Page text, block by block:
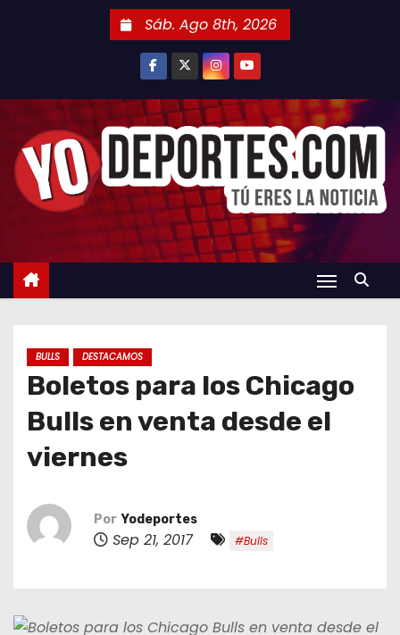
n
Sáb. Ago 8th, 2026
BULLS DESTACAMOS
Boletos para los Chicago
Bulls en venta desde el
viernes
Por Yodeportes
Sep 21, 2017 #Bulls